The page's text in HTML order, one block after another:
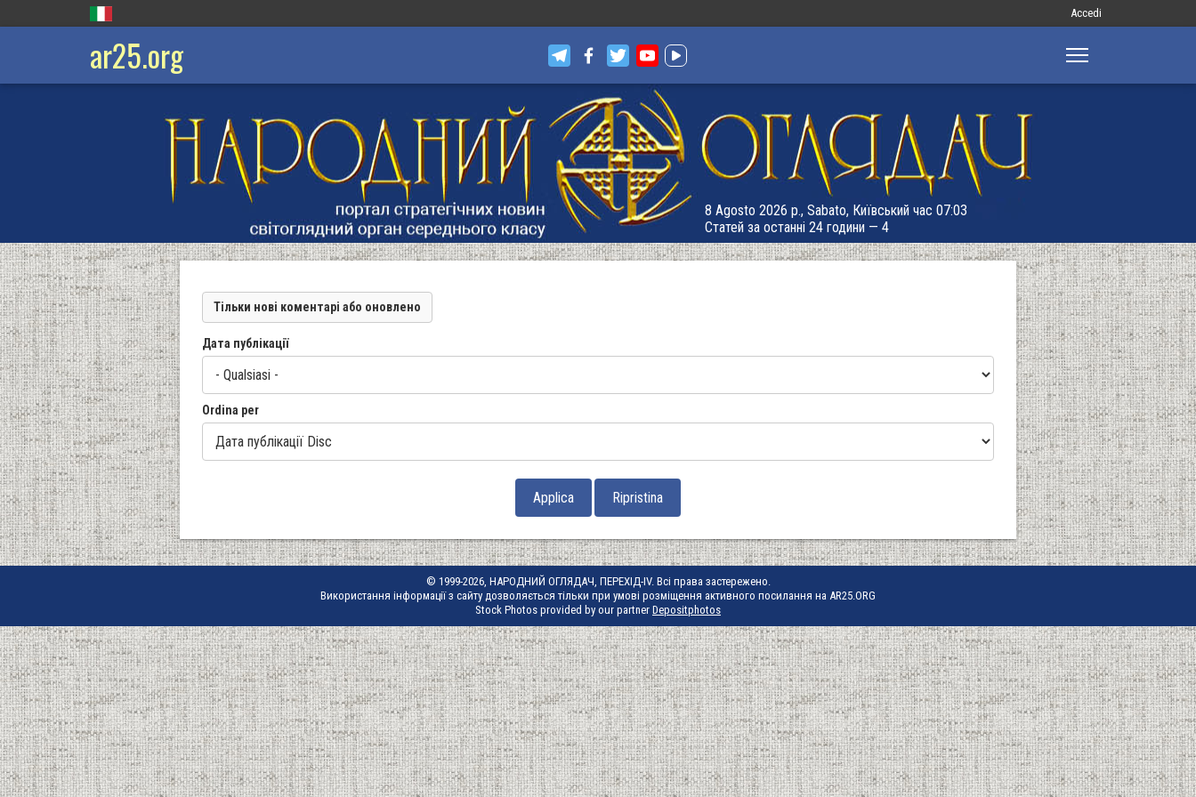
Меню
запису
Accedi
ar25.org
8 Agosto 2026 р., Sabato, Київський час 07:03
Статей за останні 24 години — 4
Тільки нові коментарі або оновлено
Дата публікації
Ordina per
© 1999-2026, НАРОДНИЙ ОГЛЯДАЧ, ПЕРЕХІД-IV. Всі права застережено.
Використання інформації з сайту дозволяється тільки при умові розміщення активного посилання на AR25.ORG
Stock Photos provided by our partner Depositphotos